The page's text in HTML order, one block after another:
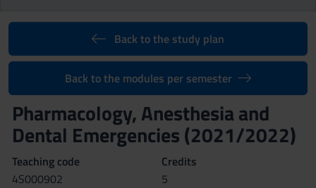
Back to the study plan
Back to the modules per semester
Pharmacology, Anesthesia and
Dental Emergencies (2021/2022)
Teaching code
4S000902
Credits
5